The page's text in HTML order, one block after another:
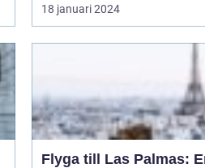
18 januari 2024
Flyga till Las Palmas: